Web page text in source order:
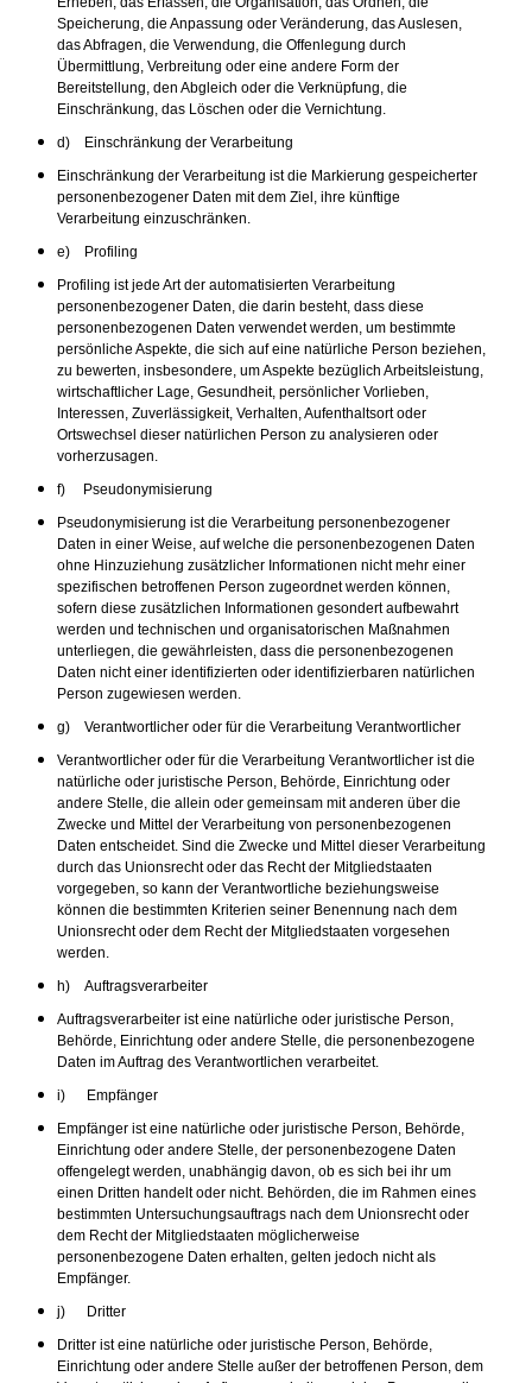
Speicherung, die Anpassung oder Veränderung, das Auslesen,
das Abfragen, die Verwendung, die Offenlegung durch
Übermittlung, Verbreitung oder eine andere Form der
Bereitstellung, den Abgleich oder die Verknüpfung, die
Einschränkung, das Löschen oder die Vernichtung.
d) Einschränkung der Verarbeitung
Einschränkung der Verarbeitung ist die Markierung gespeicherter
personenbezogener Daten mit dem Ziel, ihre künftige
Verarbeitung einzuschränken.
e) Profiling
Profiling ist jede Art der automatisierten Verarbeitung
personenbezogener Daten, die darin besteht, dass diese
personenbezogenen Daten verwendet werden, um bestimmte
persönliche Aspekte, die sich auf eine natürliche Person beziehen,
zu bewerten, insbesondere, um Aspekte bezüglich Arbeitsleistung,
wirtschaftlicher Lage, Gesundheit, persönlicher Vorlieben,
Interessen, Zuverlässigkeit, Verhalten, Aufenthaltsort oder
Ortswechsel dieser natürlichen Person zu analysieren oder
vorherzusagen.
f) Pseudonymisierung
Pseudonymisierung ist die Verarbeitung personenbezogener
Daten in einer Weise, auf welche die personenbezogenen Daten
ohne Hinzuziehung zusätzlicher Informationen nicht mehr einer
spezifischen betroffenen Person zugeordnet werden können,
sofern diese zusätzlichen Informationen gesondert aufbewahrt
werden und technischen und organisatorischen Maßnahmen
unterliegen, die gewährleisten, dass die personenbezogenen
Daten nicht einer identifizierten oder identifizierbaren natürlichen
Person zugewiesen werden.
g) Verantwortlicher oder für die Verarbeitung Verantwortlicher
Verantwortlicher oder für die Verarbeitung Verantwortlicher ist die
natürliche oder juristische Person, Behörde, Einrichtung oder
andere Stelle, die allein oder gemeinsam mit anderen über die
Zwecke und Mittel der Verarbeitung von personenbezogenen
Daten entscheidet. Sind die Zwecke und Mittel dieser Verarbeitung
durch das Unionsrecht oder das Recht der Mitgliedstaaten
vorgegeben, so kann der Verantwortliche beziehungsweise
können die bestimmten Kriterien seiner Benennung nach dem
Unionsrecht oder dem Recht der Mitgliedstaaten vorgesehen
werden.
h) Auftragsverarbeiter
Auftragsverarbeiter ist eine natürliche oder juristische Person,
Behörde, Einrichtung oder andere Stelle, die personenbezogene
Daten im Auftrag des Verantwortlichen verarbeitet.
i) Empfänger
Empfänger ist eine natürliche oder juristische Person, Behörde,
Einrichtung oder andere Stelle, der personenbezogene Daten
offengelegt werden, unabhängig davon, ob es sich bei ihr um
einen Dritten handelt oder nicht. Behörden, die im Rahmen eines
bestimmten Untersuchungsauftrags nach dem Unionsrecht oder
dem Recht der Mitgliedstaaten möglicherweise
personenbezogene Daten erhalten, gelten jedoch nicht als
Empfänger.
j) Dritter
Dritter ist eine natürliche oder juristische Person, Behörde,
Einrichtung oder andere Stelle außer der betroffenen Person, dem